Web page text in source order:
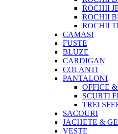
ROCHII
ROCHII
ROCHII
CAMASI
FUSTE
BLUZE
CARDIGAN
COLANTI
PANTALONI
OFFICE
SCURTI
TREI
SACOURI
JACHETE &
VESTE